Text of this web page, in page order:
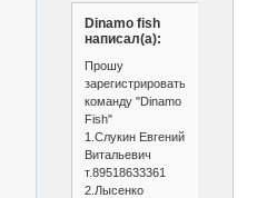
Dinamo fish
написал(а):
Прошу
зарегистрировать
команду "Dinamo
Fish"
1.Слукин Евгений
Витальевич
т.89518633361
2.Лысенко